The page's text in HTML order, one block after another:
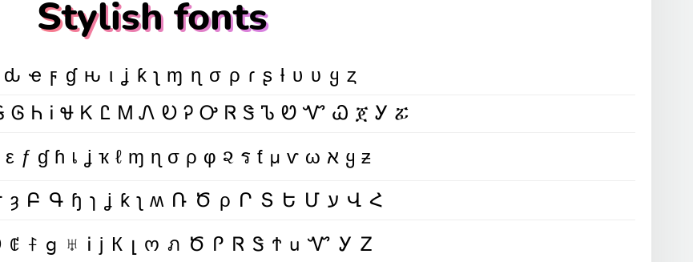
Stylish fonts
Ꮆ Ꮒ Ꭵ Ꮰ Ꮶ Ꮭ Ꮇ Ꮑ Ꭷ Ꭾ Ꭴ Ꮢ Ꮥ Ꮦ Ꮼ Ꮙ Ꮗ ጀ Ꭹ ፚ
α ɓ ૮ ∂ ε ƒ ɠ ɦ เ ʝ ҡ ℓ ɱ ɳ σ ρ φ ૨ ร ƭ µ ѵ ω א ყ ƶ
ԹՅՇԺȝԲԳɧɿʝƙʅʍՌԾρՐՏԵՄעՎՀ
ภԾᎵᏒᏕϮuᏉᎩᏃ